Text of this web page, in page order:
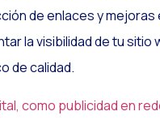
de enlaces y mejoras
la visibilidad de tu sitio
de calidad.
como publicidad en